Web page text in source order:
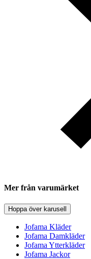
Mer från varumärket
Hoppa över karusell
Jofama Kläder
Jofama Damkläder
Jofama Ytterkläder
Jofama Jackor